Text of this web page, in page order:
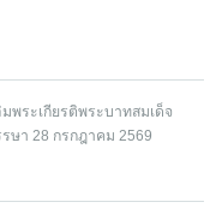
พระเกียรติพระบาทสมเด็จ
ษา 28 กรกฎาคม 2569